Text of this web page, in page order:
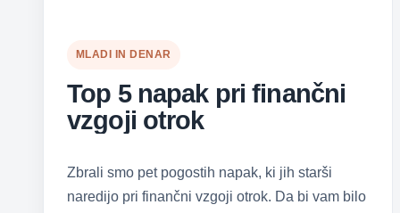
MLADI IN DENAR
Top 5 napak pri finančni
vzgoji otrok
Zbrali smo pet pogostih napak, ki jih starši
naredijo pri finančni vzgoji otrok. Da bi vam bilo